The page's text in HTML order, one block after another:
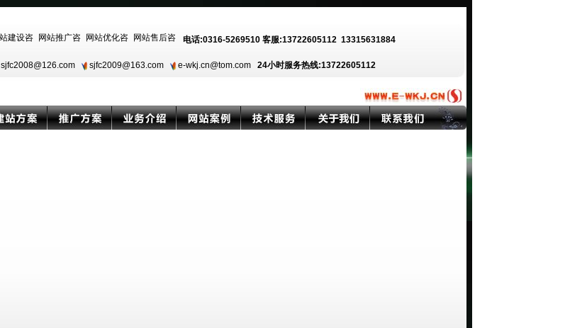
电话:0316-5269510 客服:13722605112 13315631884
sjfc2008@126.com sjfc2009@163.com e-wkj.cn@tom.com 24小时服务热线:13722605112